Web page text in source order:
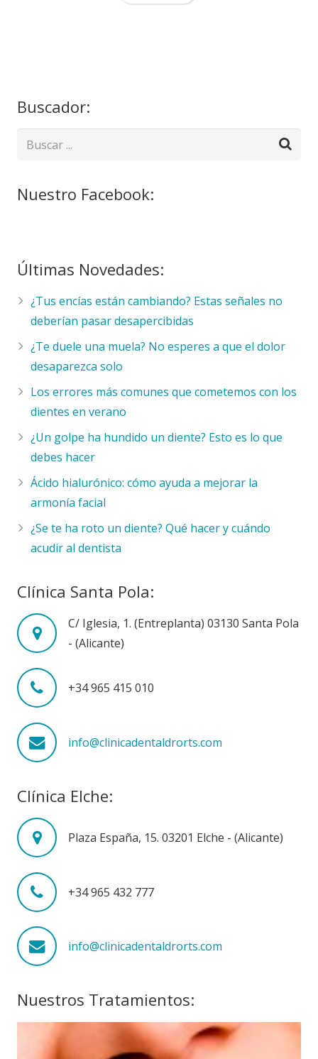
Buscador:
Nuestro Facebook:
Últimas Novedades:
¿Tus encías están cambiando? Estas señales no
deberían pasar desapercibidas
¿Te duele una muela? No esperes a que el dolor
desaparezca solo
Los errores más comunes que cometemos con los
dientes en verano
¿Un golpe ha hundido un diente? Esto es lo que
debes hacer
Ácido hialurónico: cómo ayuda a mejorar la
armonía facial
¿Se te ha roto un diente? Qué hacer y cuándo
acudir al dentista
Clínica Santa Pola:
C/ Iglesia, 1. (Entreplanta) 03130 Santa Pola
- (Alicante)
+34 965 415 010
info@clinicadentaldrorts.com
Clínica Elche:
Plaza España, 15. 03201 Elche - (Alicante)
+34 965 432 777
info@clinicadentaldrorts.com
Nuestros Tratamientos: